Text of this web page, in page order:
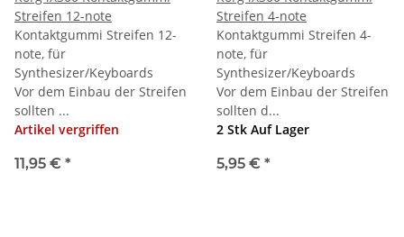
Streifen 12-note
Kontaktgummi Streifen 12-
note, für
Synthesizer/Keyboards
Vor dem Einbau der Streifen
sollten ...
Artikel vergriffen
11,95 € *
Streifen 4-note
Kontaktgummi Streifen 4-
note, für
Synthesizer/Keyboards
Vor dem Einbau der Streifen
sollten d...
2 Stk Auf Lager
5,95 € *